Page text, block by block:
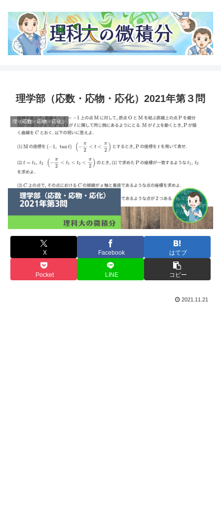
理学部（応数・応物・応化）2021年第３問
理（応数・応物・応化）
X Facebook はてブ
Pocket LINE コピー
2021.11.21